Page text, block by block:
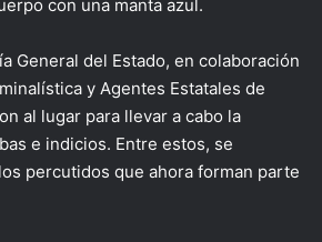
con una manta azul.
General del Estado, en colaboración
y Agentes Estatales de
al lugar para llevar a cabo la
e indicios. Entre estos, se
percutidos que ahora forman parte